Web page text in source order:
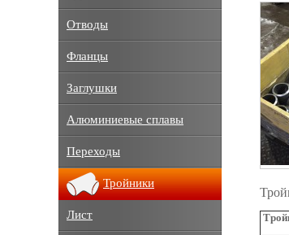
Отводы
Фланцы
Заглушки
Алюминиевые сплавы
Переходы
Тройники
Лист